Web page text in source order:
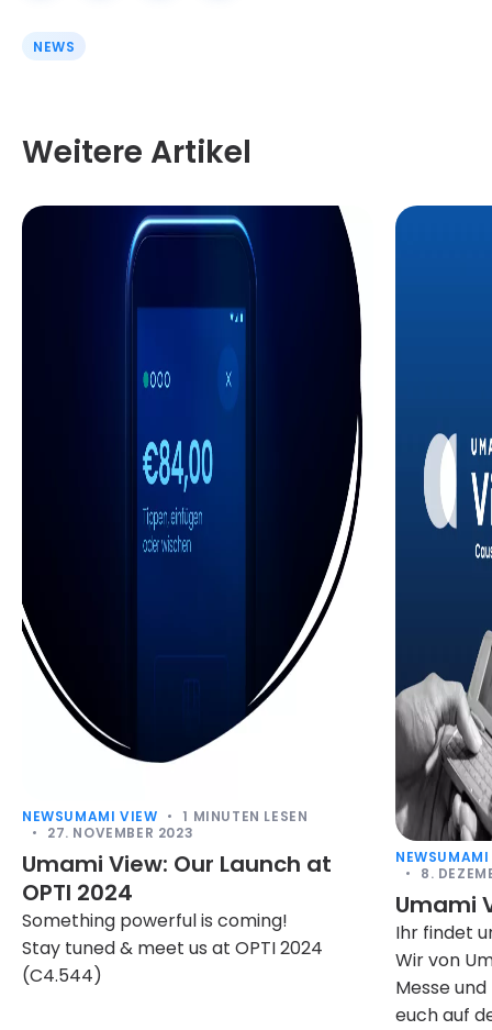
NEWS
Weitere Artikel
NEWSUMAMI VIEW 1 MINUTEN LESEN
27. NOVEMBER 2023
Umami View: Our Launch at
OPTI 2024
Something powerful is coming!
Stay tuned & meet us at OPTI 2024
(C4.544)
NEWSUMAMI
8.
Umami
Ihr findet
Wir von
Messe
euch auf